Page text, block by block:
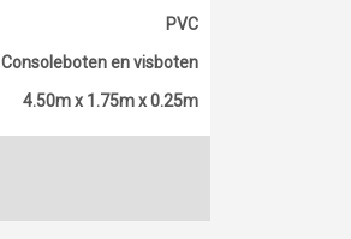
PVC
Consoleboten en visboten
4.50m x 1.75m x 0.25m